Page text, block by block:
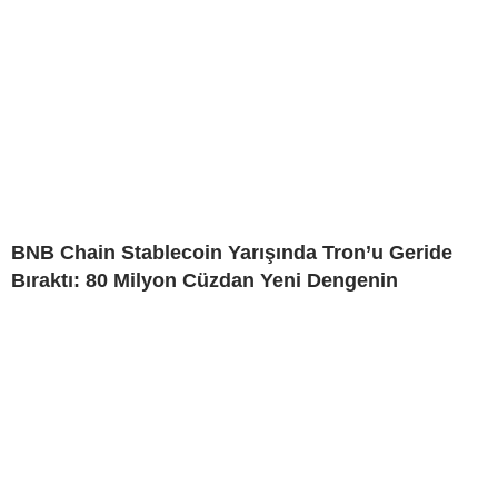
BNB Chain Stablecoin Yarışında Tron’u Geride
Bıraktı: 80 Milyon Cüzdan Yeni Dengenin